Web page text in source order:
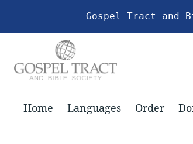
Gospel Tract and
Home Languages Order